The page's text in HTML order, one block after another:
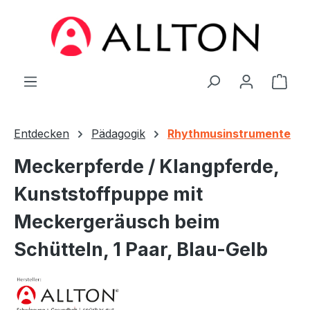
Zum Hauptinhalt springen
Entdecken Pädagogik Rhythmusinstrumente
Meckerpferde / Klangpferde,
Kunststoffpuppe mit
Meckergeräusch beim
Schütteln, 1 Paar, Blau-Gelb